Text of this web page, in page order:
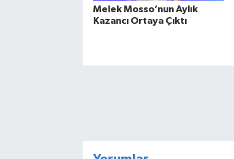
Melek Mosso’nun Aylık
Kazancı Ortaya Çıktı